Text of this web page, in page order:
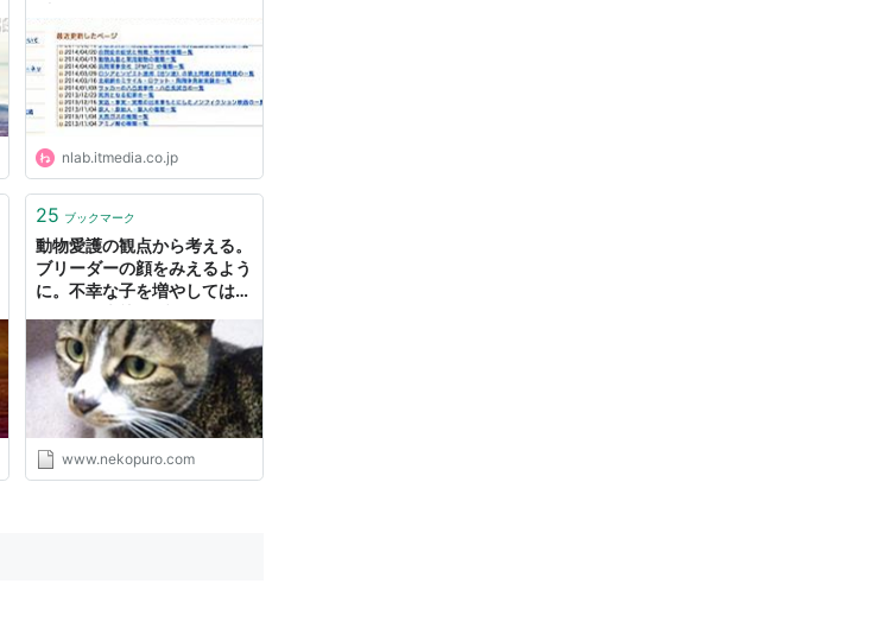
かった | ねとらぼ
nlab.itmedia.co.jp
25 ブックマーク
動物愛護の観点から考える。
ブリーダーの顔をみえるよう
に。不幸な子を増やしてはい
飼い主が減っていくことを願
う。 - ねこぷろ
www.nekopuro.com